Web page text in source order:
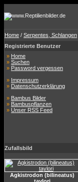
Home / Serpentes, Schlangen
Registrierte Benutzer
» Home
» Suchen
» Password vergessen
» Impressum
» Datenschutzerklärung
» Bambus Bilder
» Bambuspflanzen
» Unser RSS Feed
Zufallsbild
Agkistrodon (bilineatus)